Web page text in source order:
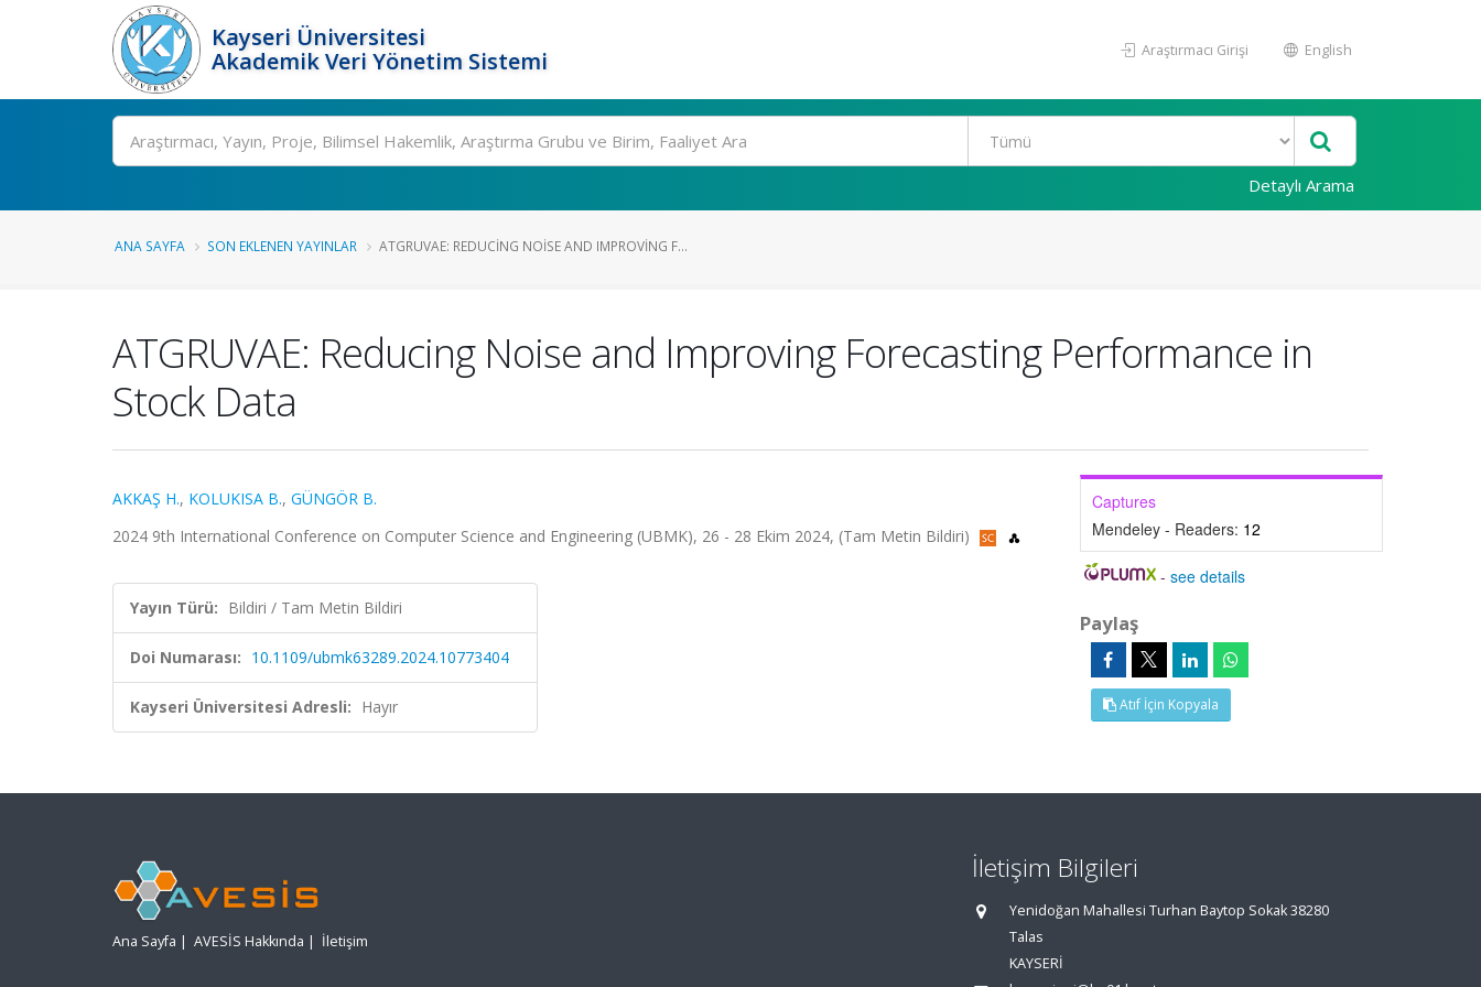
Kayseri Üniversitesi
Akademik Veri Yönetim Sistemi
Araştırmacı Girişi English
Ara
Detaylı Arama
ANA SAYFA SON EKLENEN YAYINLAR ATGRUVAE: REDUCING NOISE AND IMPROVING F...
ATGRUVAE: Reducing Noise and Improving Forecasting Performance in
Stock Data
AKKAŞ H., KOLUKISA B., GÜNGÖR B.
2024 9th International Conference on Computer Science and Engineering (UBMK), 26 - 28 Ekim 2024, (Tam Metin Bildiri)
Yayın Türü: Bildiri / Tam Metin Bildiri
Doi Numarası: 10.1109/ubmk63289.2024.10773404
Kayseri Üniversitesi Adresli: Hayır
Captures
Mendeley - Readers: 12
-see details
Paylaş
Atıf İçin Kopyala
Ana Sayfa | AVESİS Hakkında | İletişim
İletişim Bilgileri
Yenidoğan Mahallesi Turhan Baytop Sokak 38280
Talas
KAYSERİ